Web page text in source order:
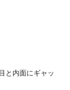
と内面にギャッ